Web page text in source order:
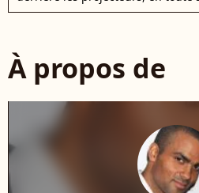
À propos de